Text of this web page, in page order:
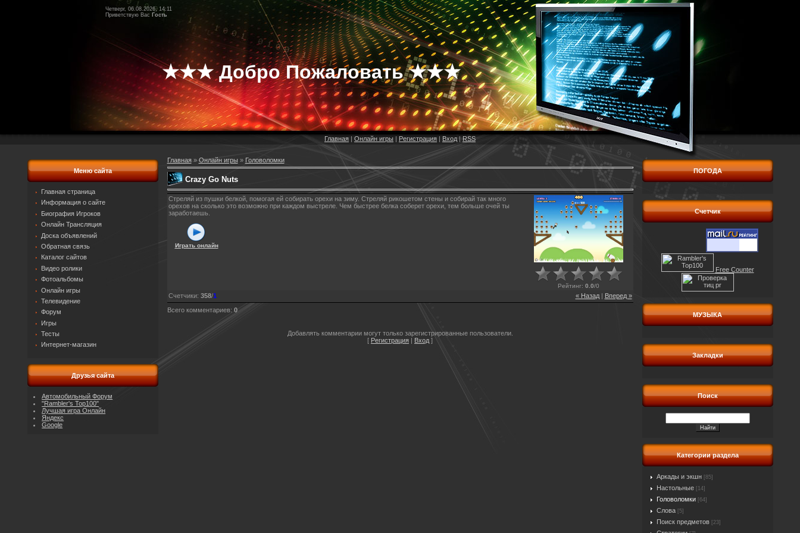
Четверг, 06.08.2026, 14:11
Приветствую Вас Гость
★★★ Добро Пожаловать ★★★
Главная | Онлайн игры | Регистрация | Вход|RSS
Меню сайта
Главная страница
Информация о сайте
Биография Игроков
Онлайн Трансляция
Доска объявлений
Обратная связь
Каталог сайтов
Видео ролики
Фотоальбомы
Онлайн игры
Телевидение
Форум
Игры
Тесты
Интернет-магазин
Друзья сайта
Автомобильный Форум
"Rambler's Top100"
Лучшая игра Онлайн
Яндекс
Google
Главная» Онлайн игры » Головоломки
Crazy Go Nuts
Стреляй из пушки белкой, помогая ей собирать орехи на зиму. Стреляй рикошетом стены и собирай так много
орехов на сколько это возможно при каждом выстреле. Чем быстрее белка соберет орехи, тем больше очей ты
заработаешь.
Играть онлайн
Рейтинг: 0.0/0
« Назад| Вперед »
Счетчики: 358/1
Всего комментариев: 0
Добавлять комментарии могут только зарегистрированные пользователи.
[ Регистрация Вход ]
ПОГОДА
Счетчик
Free Counter
МУЗЫКА
Закладки
Поиск
Категории раздела
Аркады и экшн [85]
Настольные [14]
Головоломки [64]
Слова [5]
Поиск предметов [23]